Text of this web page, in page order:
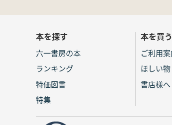
本を探す
六一書房の本
ランキング
特価図書
特集
本を買う
ご利用
ほしい
書店様へ